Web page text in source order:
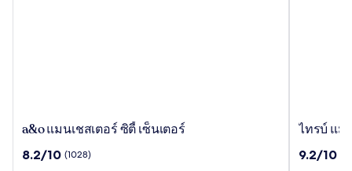
a&o
เชส
a&o แมนเชสเตอร์ ซิตี้ เซ็นเตอร์
8.2
8.2/10 (1028)
ไท
แมน
ไทรบ์ แม
9.2
9.2/10